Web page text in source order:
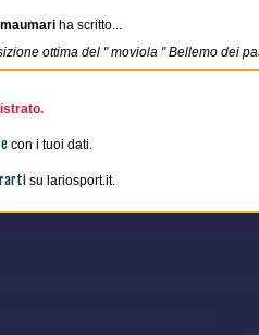
maumari ha scritto...
ottima del " moviola " Bellemo dei
con i tuoi dati.
su lariosport.it.